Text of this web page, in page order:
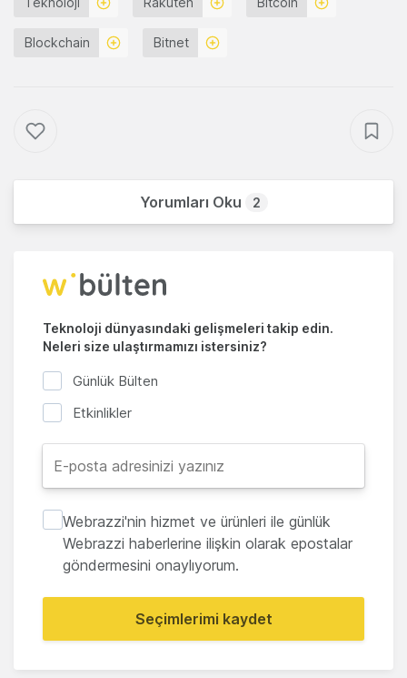
Blockchain Bitnet
Yorumları Oku 2
Teknoloji dünyasındaki gelişmeleri takip edin.
Neleri size ulaştırmamızı istersiniz?
Günlük Bülten
Etkinlikler
Webrazzi'nin hizmet ve ürünleri ile günlük
Webrazzi haberlerine ilişkin olarak epostalar
göndermesini onaylıyorum.
Seçimlerimi kaydet